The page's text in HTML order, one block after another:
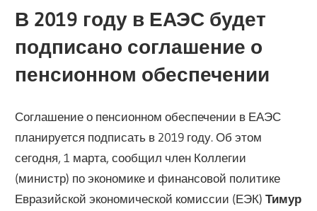
В 2019 году в ЕАЭС будет
подписано соглашение о
пенсионном обеспечении
Соглашение о пенсионном обеспечении в ЕАЭС
планируется подписать в 2019 году. Об этом
сегодня, 1 марта, сообщил член Коллегии
(министр) по экономике и финансовой политике
Евразийской экономической комиссии (ЕЭК)Тимур